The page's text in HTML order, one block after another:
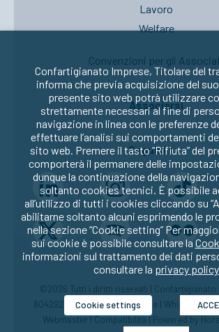
Lavoro
Welfare
Convenzioni per gli
Associarsi
Seguici su:
©2026 Tutti i diritti riservati | Confartigianato
80429270582 |Privacy|Cookie
Webmaster|Compatibilità| Powered by
Confartigianato Imprese, Titolare del
informa che previa acquisizione del
presente sito web potrà utilizzare
strettamente necessari al fine di
navigazione in linea con le preferenze
effettuare l’analisi sui comportamenti
sito web. Premere il tasto “Rifiuta” del
comporterà il permanere delle
dunque la continuazione della
soltanto cookies tecnici. È possibile
all’utilizzo di tutti i cookies cliccando su
abilitarne soltanto alcuni esprimendo le
nella sezione “Cookie setting” Per
sui cookie è possibile consultare la
informazioni sul trattamento dei dati
consultare la privacy policy
Cookie settings